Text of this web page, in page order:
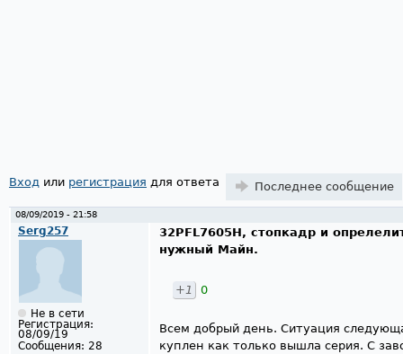
Страницы
Вход или регистрация для ответа Последнее сообщение
08/09/2019 - 21:58
Serg257
Не в сети
Регистрация:
08/09/19
Сообщения: 28
32PFL7605H, стопкадр и
нужный Майн.
+1 0
Всем добрый день. Ситуация
куплен как только вышла серия. С